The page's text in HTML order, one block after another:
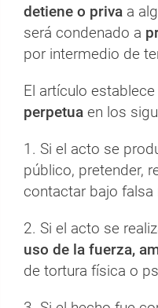
detiene o priva a
será condenado a
por intermedio de
El artículo
perpetua en los
1. Si el acto se
público, pretender,
contactar bajo falsa
2. Si el acto se
uso de la fuerza,
de tortura física o